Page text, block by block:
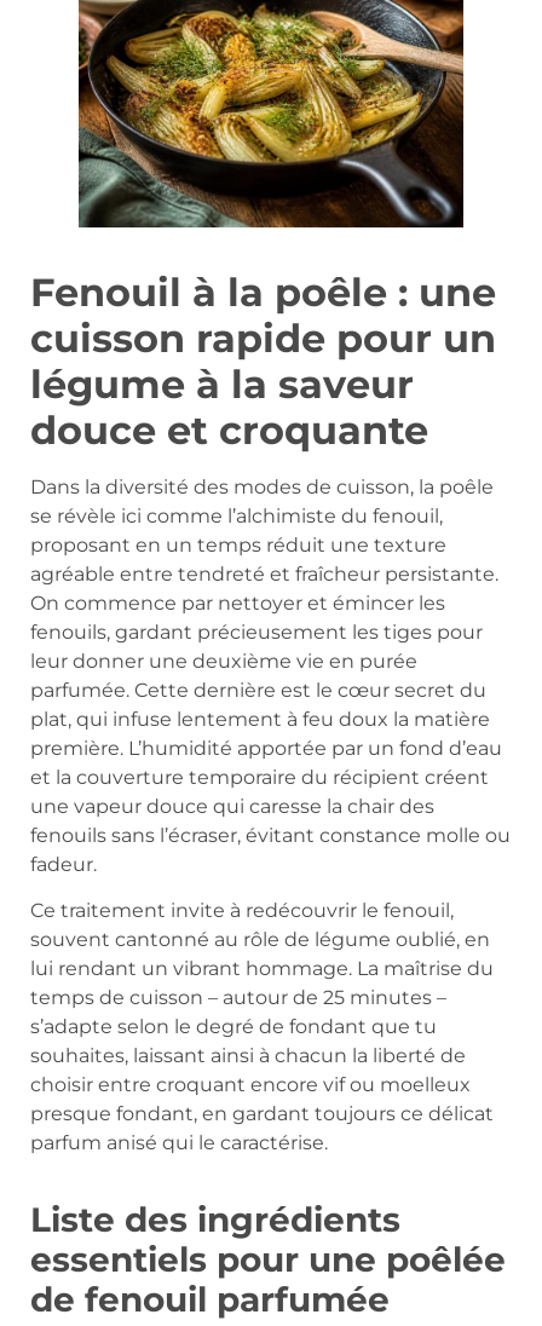
Fenouil à la poêle : une
cuisson rapide pour un
légume à la saveur
douce et croquante
Dans la diversité des modes de cuisson, la poêle
se révèle ici comme l’alchimiste du fenouil,
proposant en un temps réduit une texture
agréable entre tendreté et fraîcheur persistante.
On commence par nettoyer et émincer les
fenouils, gardant précieusement les tiges pour
leur donner une deuxième vie en purée
parfumée. Cette dernière est le cœur secret du
plat, qui infuse lentement à feu doux la matière
première. L’humidité apportée par un fond d’eau
et la couverture temporaire du récipient créent
une vapeur douce qui caresse la chair des
fenouils sans l’écraser, évitant constance molle ou
fadeur.
Ce traitement invite à redécouvrir le fenouil,
souvent cantonné au rôle de légume oublié, en
lui rendant un vibrant hommage. La maîtrise du
temps de cuisson – autour de 25 minutes –
s’adapte selon le degré de fondant que tu
souhaites, laissant ainsi à chacun la liberté de
choisir entre croquant encore vif ou moelleux
presque fondant, en gardant toujours ce délicat
parfum anisé qui le caractérise.
Liste des ingrédients
essentiels pour une poêlée
de fenouil parfumée